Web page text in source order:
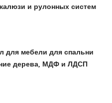
и рулонных систем
для мебели для спальни
дерева, МДФ и ЛДСП